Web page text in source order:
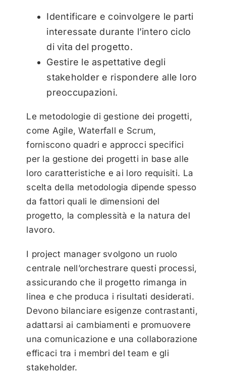
Identificare e coinvolgere le parti
interessate durante l’intero ciclo
di vita del progetto.
Gestire le aspettative degli
stakeholder e rispondere alle loro
preoccupazioni.
Le metodologie di gestione dei progetti,
come Agile, Waterfall e Scrum,
forniscono quadri e approcci specifici
per la gestione dei progetti in base alle
loro caratteristiche e ai loro requisiti. La
scelta della metodologia dipende spesso
da fattori quali le dimensioni del
progetto, la complessità e la natura del
lavoro.
I project manager svolgono un ruolo
centrale nell’orchestrare questi processi,
assicurando che il progetto rimanga in
linea e che produca i risultati desiderati.
Devono bilanciare esigenze contrastanti,
adattarsi ai cambiamenti e promuovere
una comunicazione e una collaborazione
efficaci tra i membri del team e gli
stakeholder.